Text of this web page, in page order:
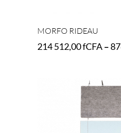
MORFO RIDEAU
214 512,00fCFA–